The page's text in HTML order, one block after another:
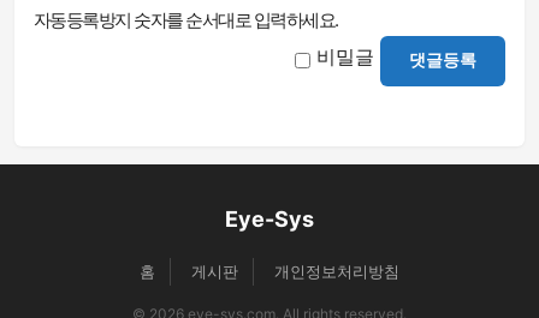
자동등록방지 숫자를 순서대로 입력하세요.
비밀글 댓글등록
Eye-Sys
홈 게시판 개인정보처리방침
© 2026 eye-sys.com. All rights reserved.